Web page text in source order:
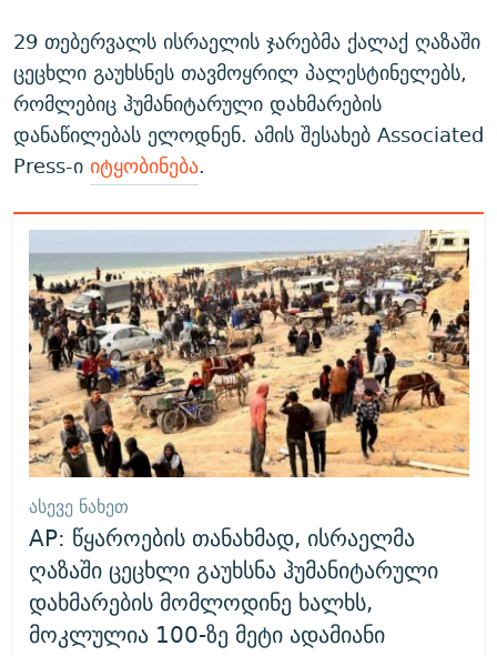
29 თებერვალს ისრაელის ჯარებმა ქალაქ ღაზაში
ცეცხლი გაუხსნეს თავმოყრილ პალესტინელებს,
რომლებიც ჰუმანიტარული დახმარების
დანაწილებას ელოდნენ. ამის შესახებ Associated
Press-იიტყობინება.
ᲐᲡᲔᲕᲔ ᲜᲐᲮᲔᲗ
AP: წყაროების თანახმად, ისრაელმა
ღაზაში ცეცხლი გაუხსნა ჰუმანიტარული
დახმარების მომლოდინე ხალხს,
მოკლულია 100-ზე მეტი ადამიანი